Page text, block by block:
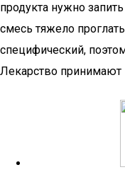
продукта нужно
смесь тяжело
специфический,
Лекарство принимают